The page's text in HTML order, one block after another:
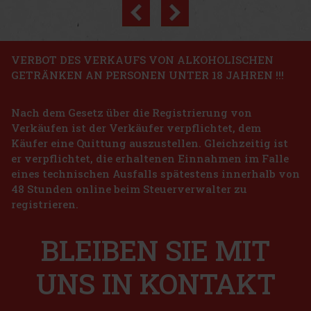
Malibu 18% 1 l
AUF LAGER(> 5 st)
Malibu Original ist ein legendärer Kokoslikör auf Weißrum-Basis,
der zu den bekanntesten tropischen Getränken der Welt zählt. Er
bietet einen milden, frischen und süß-kokosartigen Geschmack,
wodurch er sich hervorragend für einfache Mixgetränke und k
12.39€ ohne VAT 14.99 €
Bestellen
Horvath's Pistazien-Crem-Likör 17% 0,7 l
AUF LAGER
alle Liebhaber süßer, samtig-weicher Getränke anspricht. Dank
seiner feinen Konsistenz und seinem geringen Alkoholgehalt
Bestellen
Previous
VERBOT DES VERKAUFS VON ALKOHOLISCHEN
GETRÄNKEN AN PERSONEN UNTER 18 JAHREN !!!
Nach dem Gesetz über die Registrierung von
Verkäufen ist der Verkäufer verpflichtet, dem
Käufer eine Quittung auszustellen. Gleichzeitig ist
er verpflichtet, die erhaltenen Einnahmen im Falle
eines technischen Ausfalls spätestens innerhalb von
48 Stunden online beim Steuerverwalter zu
registrieren.
BLEIBEN SIE MIT
UNS IN KONTAKT